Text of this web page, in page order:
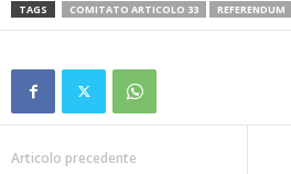
TAGS COMITATO ARTICOLO 33 REFERENDUM
Articolo precedente